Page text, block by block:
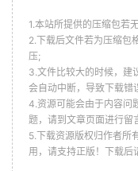
1.本站所提供的压缩包若
2.下载后文件若为压缩包
压;
3.文件比较大的时候，建
会自动中断，导致下载错
4.资源可能会由于内容问
题，请到文章页面进行留
5.下载资源版权归作者所
用，请支持正版！下载后